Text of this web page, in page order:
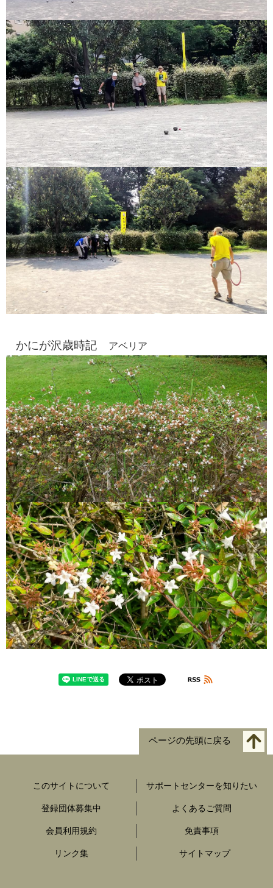
かにが沢歳時記 アベリア
ページの先頭に戻る
このサイトについて サポートセンターを知りたい
登録団体募集中 よくあるご質問
会員利用規約 免責事項
リンク集 サイトマップ